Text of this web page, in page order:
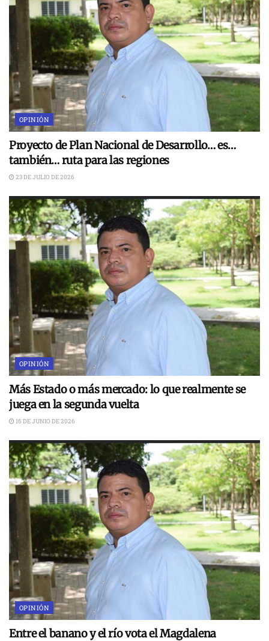
OPINIÓN
Proyecto de Plan Nacional de Desarrollo… es…
también… ruta para las regiones
23 DE JULIO DE 2026
OPINIÓN
Más Estado o más mercado: lo que realmente se
juega en la segunda vuelta
16 DE JUNIO DE 2026
OPINIÓN
Entre el banano y el río vota el Magdalena